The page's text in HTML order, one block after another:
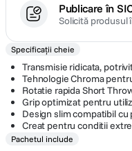
Publicare în
Solicită produsul
Specificații cheie
Transmisie ridicata,
Tehnologie Chroma
Rotatie rapida Short
Grip optimizat pentru
Design slim compatibil cu
Creat pentru conditii
Pachetul include